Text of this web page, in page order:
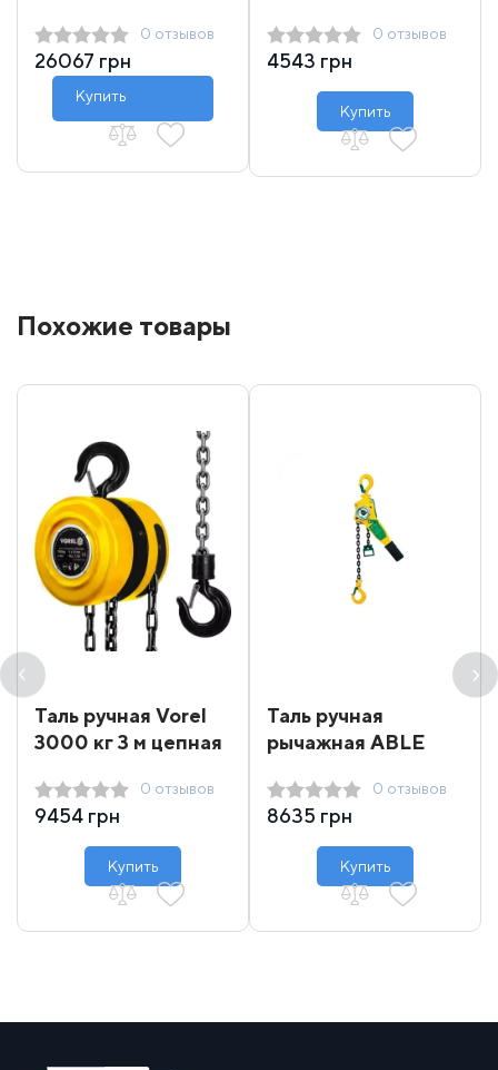
0 отзывов
26067 грн
Купить
0 отзывов
4543 грн
Купить
Похожие товары
Таль ручная Vorel
3000 кг 3 м цепная
0 отзывов
9454 грн
Купить
Таль ручная
рычажная ABLE
6 м
0 отзывов
8635 грн
Купить